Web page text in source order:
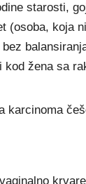
starosti,
(osoba, koja
žena sa
karcinoma